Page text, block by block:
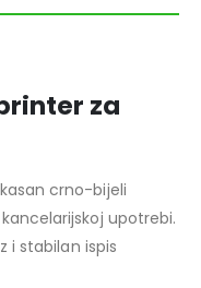
za
crno-bijeli
upotrebi.
i stabilan ispis